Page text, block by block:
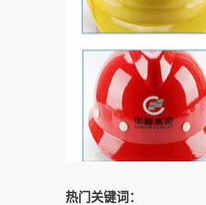
热门关键词：